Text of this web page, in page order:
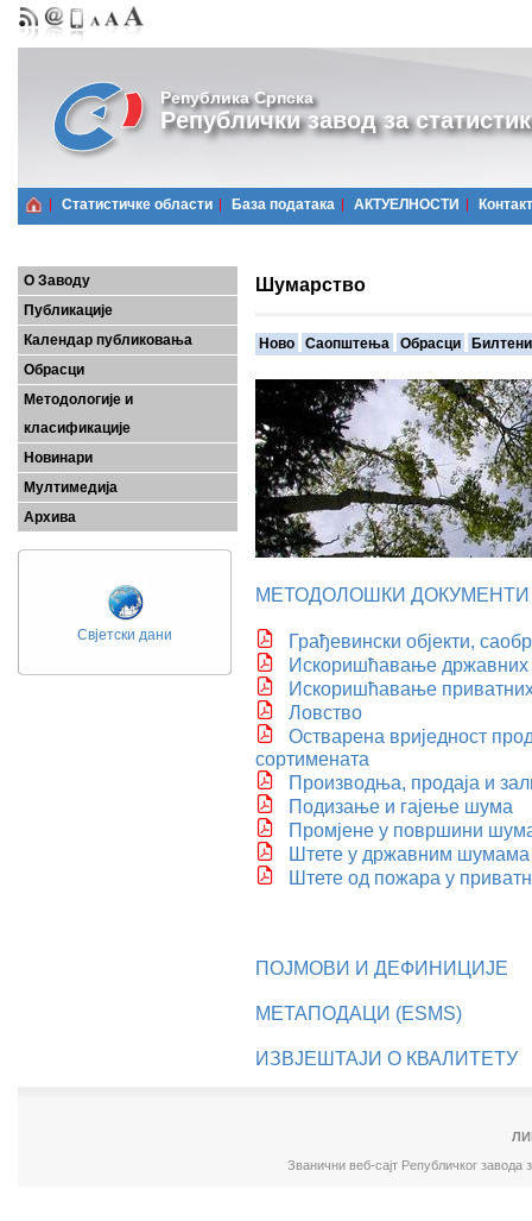
Република Српска
Републички завод за
Статистичке области Базa података АКТУЕЛНОСТИ Контакт
О Заводу
Публикације
Календар публиковања
Обрасци
Методологије и
класификације
Новинари
Мултимедија
Архива
Свјетски дани
Шумарство
Ново Саопштења Обрасци Билтени
МЕТОДОЛОШКИ ДОКУМЕНТИ
Грађевински објекти,
Искоришћавање
Искоришћавање
Ловство
Остварена вриједност
сортимената
Производња, продаја и
Подизање и гајење шума
Промјене у површини
Штете у државним шумама
Штете од пожара у
ПОЈМОВИ И ДЕФИНИЦИЈЕ
МЕТАПОДАЦИ (ESMS)
ИЗВЈЕШТАЈИ О КВАЛИТЕТУ
Званични веб-сајт Републичког